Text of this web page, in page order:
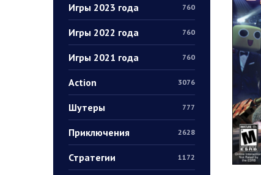
Игры 2023 года 760
Игры 2022 года 760
Игры 2021 года 760
Action 3076
Шутеры 777
Приключения 2628
Стратегии 1172